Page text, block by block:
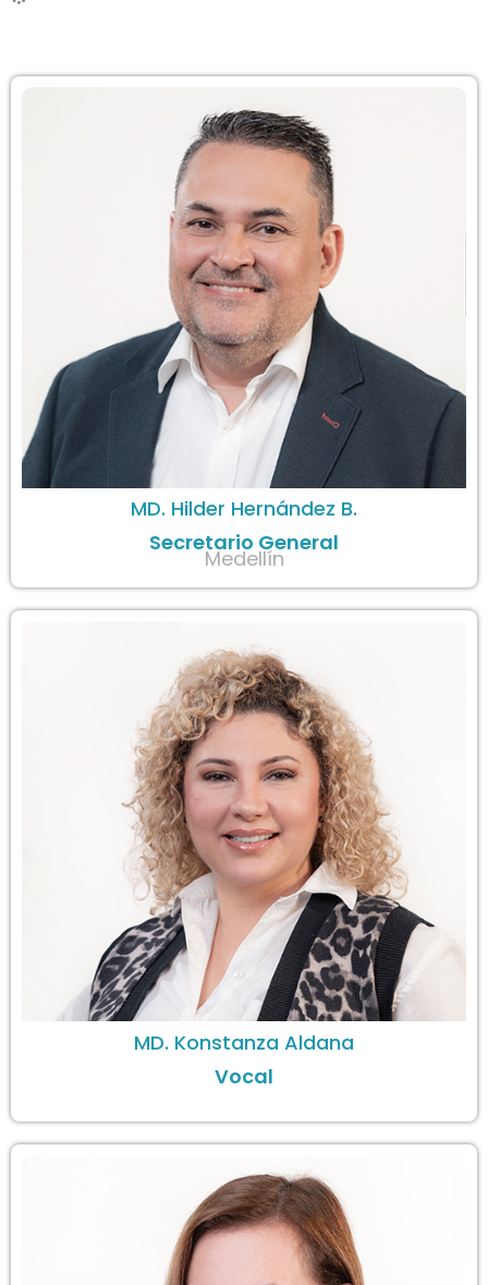
MD. Hilder Hernández B.
Secretario General
Medellín
MD. Konstanza Aldana
Vocal